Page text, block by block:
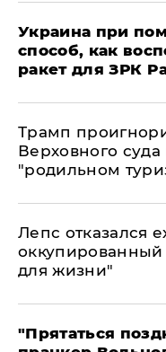
Украина при
способ, как
ракет для ЗРК
Трамп
Верховного
"родильном
Лепс отказался
для жизни"
"Прятаться